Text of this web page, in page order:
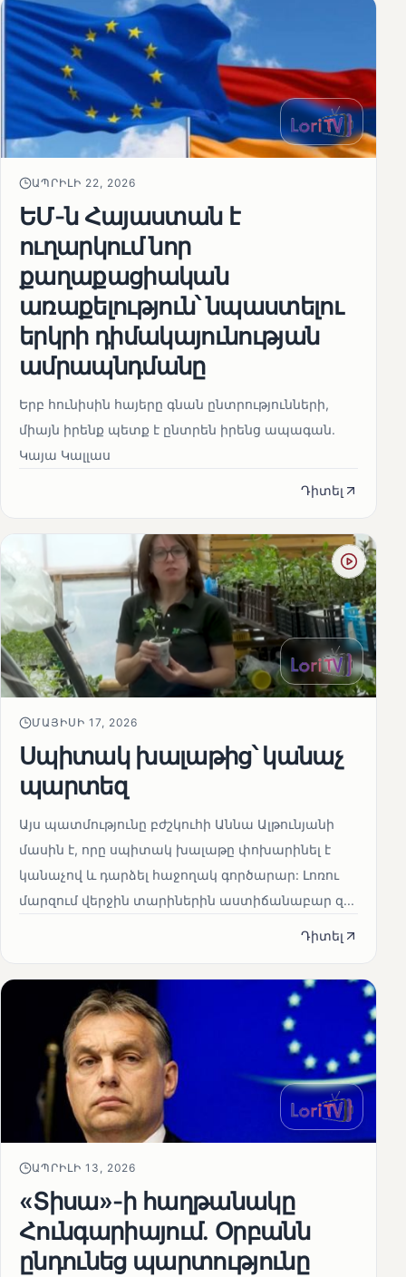
ԱՊՐԻԼԻ 22, 2026
ԵՄ-ն Հայաստան է
ուղարկում նոր
քաղաքացիական
առաքելություն՝ նպաստելու
երկրի դիմակայունության
ամրապնդմանը
Երբ հունիսին հայերը գնան ընտրությունների,
միայն իրենք պետք է ընտրեն իրենց ապագան.
Կայա Կալլաս
Դիտել
ՄԱՅԻՍԻ 17, 2026
Սպիտակ խալաթից՝ կանաչ
պարտեզ
Այս պատմությունը բժշկուհի Աննա Ալթունյանի
մասին է, որը սպիտակ խալաթը փոխարինել է
կանաչով և դարձել հաջողակ գործարար: Լոռու
մարզում վերջին տարիներին աստիճանաբար զ...
Դիտել
ԱՊՐԻԼԻ 13, 2026
«Տիսա»-ի հաղթանակը
Հունգարիայում․ Օրբանն
ընդունեց պարտությունը